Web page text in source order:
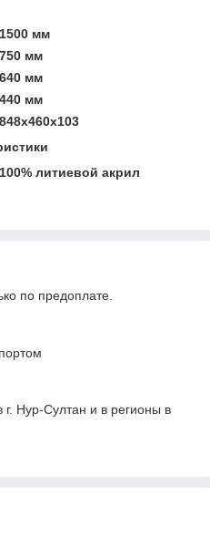
1500 мм
750 мм
640 мм
440 мм
848х460х103
100% литиевой акрил
по предоплате.
г. Нур-Султан и в регионы в